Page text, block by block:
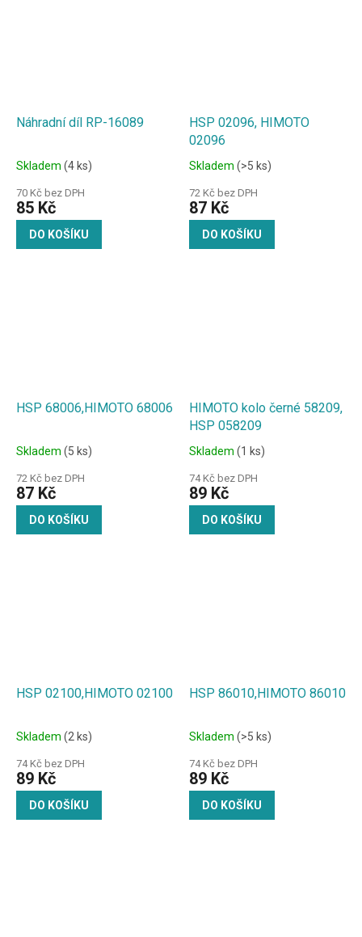
Náhradní díl RP-16089
Skladem (4 ks)
70 Kč bez DPH
85 Kč
DO KOŠÍKU
HSP 02096, HIMOTO
02096
Skladem (>5 ks)
72 Kč bez DPH
87 Kč
DO KOŠÍKU
HSP 68006,HIMOTO 68006
Skladem (5 ks)
72 Kč bez DPH
87 Kč
DO KOŠÍKU
HIMOTO kolo černé 58209,
HSP 058209
Skladem (1 ks)
74 Kč bez DPH
89 Kč
DO KOŠÍKU
HSP 02100,HIMOTO 02100
Skladem (2 ks)
74 Kč bez DPH
89 Kč
DO KOŠÍKU
HSP 86010,HIMOTO 86010
Skladem (>5 ks)
74 Kč bez DPH
89 Kč
DO KOŠÍKU